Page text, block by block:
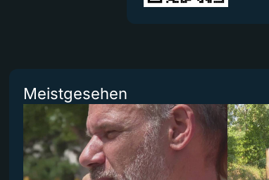
Meistgesehen